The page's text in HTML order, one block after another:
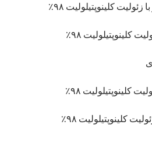
کلینوپتیلولیت ۹۸٪
کلینوپتیلولیت ۹۸٪
کلینوپتیلولیت ۹۸٪
کلینوپتیلولیت ۹۸٪